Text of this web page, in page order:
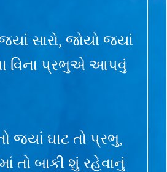
સારો, જોયો જ્યાં
વિના પ્રભુએ આપવું
જ્યાં ઘાટ તો પ્રભુ,
તો બાકી શું રહેવાનું